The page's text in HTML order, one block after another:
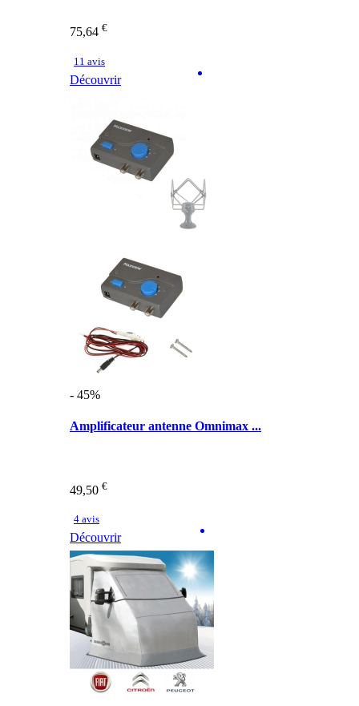
75,64 €
11 avis
Découvrir
- 45%
Amplificateur antenne Omnimax ...
49,50 €
4 avis
Découvrir